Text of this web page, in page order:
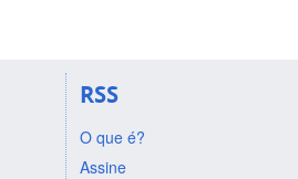
RSS
O que é?
Assine